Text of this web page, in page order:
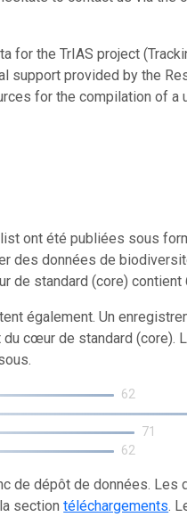
for the TrIAS project
support provided by the
for the compilation of
ont été publiées sous
des données de
de standard (core)
également. Un
cœur de standard (core).
62
71
62
de dépôt de données.
sectiontéléchargements.